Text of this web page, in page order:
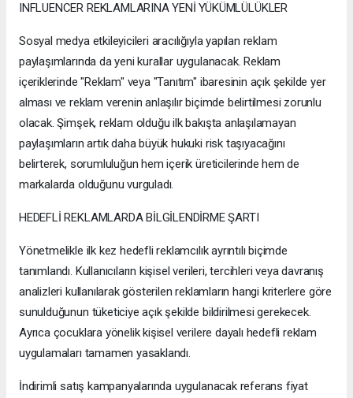
INFLUENCER REKLAMLARINA YENİ YÜKÜMLÜLÜKLER
Sosyal medya etkileyicileri aracılığıyla yapılan reklam
paylaşımlarında da yeni kurallar uygulanacak. Reklam
içeriklerinde "Reklam" veya "Tanıtım" ibaresinin açık şekilde yer
alması ve reklam verenin anlaşılır biçimde belirtilmesi zorunlu
olacak. Şimşek, reklam olduğu ilk bakışta anlaşılamayan
paylaşımların artık daha büyük hukuki risk taşıyacağını
belirterek, sorumluluğun hem içerik üreticilerinde hem de
markalarda olduğunu vurguladı.
HEDEFLİ REKLAMLARDA BİLGİLENDİRME ŞARTI
Yönetmelikle ilk kez hedefli reklamcılık ayrıntılı biçimde
tanımlandı. Kullanıcıların kişisel verileri, tercihleri veya davranış
analizleri kullanılarak gösterilen reklamların hangi kriterlere göre
sunulduğunun tüketiciye açık şekilde bildirilmesi gerekecek.
Ayrıca çocuklara yönelik kişisel verilere dayalı hedefli reklam
uygulamaları tamamen yasaklandı.
İndirimli satış kampanyalarında uygulanacak referans fiyat